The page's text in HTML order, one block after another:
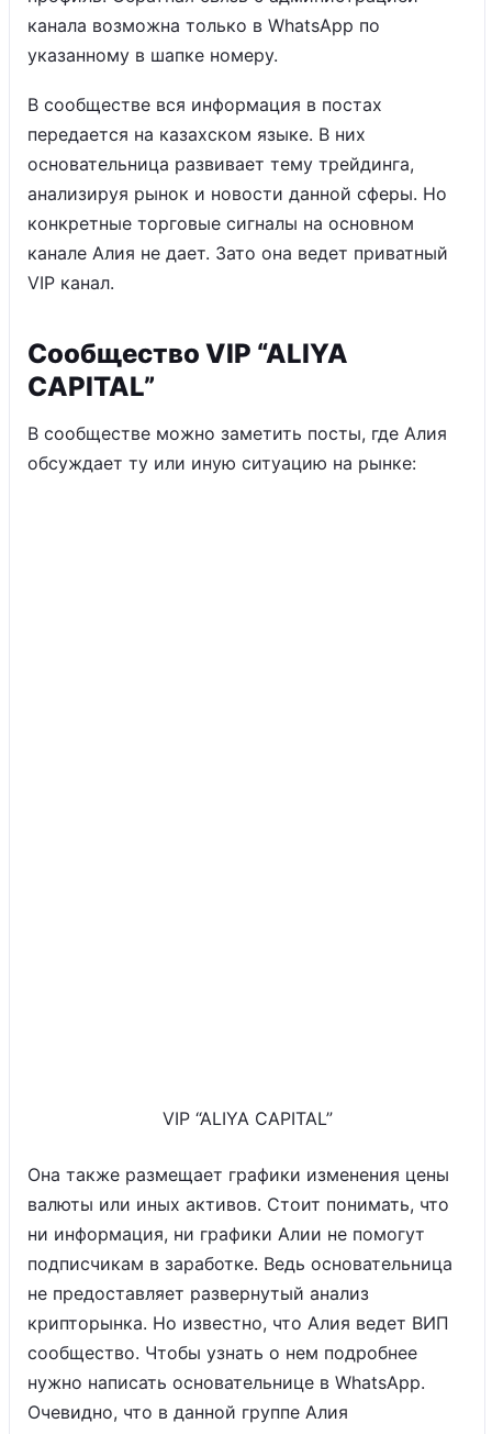
канала возможна только в WhatsApp по
указанному в шапке номеру.
В сообществе вся информация в постах
передается на казахском языке. В них
основательница развивает тему трейдинга,
анализируя рынок и новости данной сферы. Но
конкретные торговые сигналы на основном
канале Алия не дает. Зато она ведет приватный
VIP канал.
Сообщество VIP “ALIYA
CAPITAL”
В сообществе можно заметить посты, где Алия
обсуждает ту или иную ситуацию на рынке:
VIP “ALIYA CAPITAL”
Она также размещает графики изменения цены
валюты или иных активов. Стоит понимать, что
ни информация, ни графики Алии не помогут
подписчикам в заработке. Ведь основательница
не предоставляет развернутый анализ
крипторынка. Но известно, что Алия ведет ВИП
сообщество. Чтобы узнать о нем подробнее
нужно написать основательнице в WhatsApp.
Очевидно, что в данной группе Алия